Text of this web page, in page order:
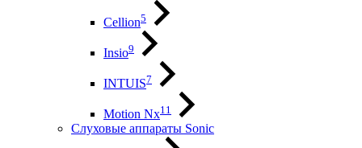
Cellion5
Insio9
INTUIS7
Motion Nx11
Слуховые аппараты Sonic